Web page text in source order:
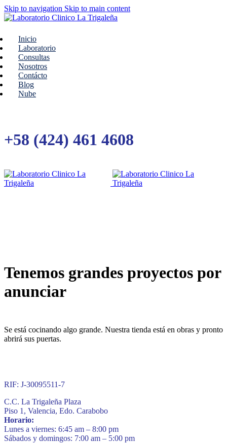
Skip to navigation Skip to main content
Inicio
Laboratorio
Consultas
Nosotros
Contácto
Blog
Nube
+58 (424) 461 4608
Tenemos grandes proyectos por
anunciar
Se está cocinando algo grande. Nuestra tienda está en obras y pronto
abrirá sus puertas.
RIF: J-30095511-7
C.C. La Trigaleña Plaza
Piso 1, Valencia, Edo. Carabobo
Horario:
Lunes a viernes: 6:45 am – 8:00 pm
Sábados y domingos: 7:00 am – 5:00 pm